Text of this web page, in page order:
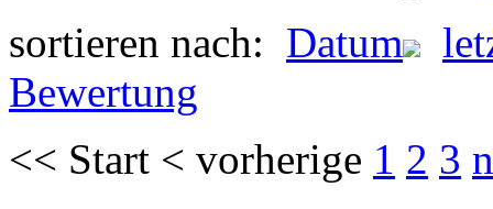
sortieren nach: Datum
Bewertung
<< Start < vorherige 1 2 3